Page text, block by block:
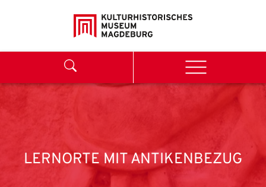
Menu
LERNORTE MIT ANTIKENBEZUG